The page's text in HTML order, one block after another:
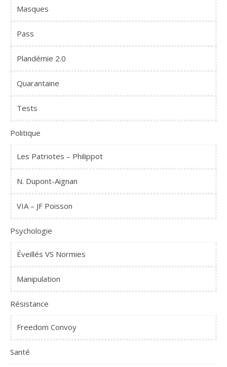
Masques
Pass
Plandémie 2.0
Quarantaine
Tests
Politique
Les Patriotes – Philippot
N. Dupont-Aignan
VIA – JF Poisson
Psychologie
Éveillés VS Normies
Manipulation
Résistance
Freedom Convoy
Santé